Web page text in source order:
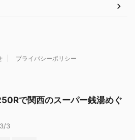
プライバシーポリシー
で関西のスーパー銭湯めぐ
3